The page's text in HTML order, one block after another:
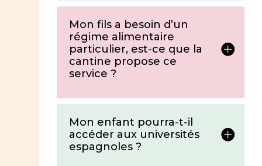
Mon fils a besoin d’un
régime alimentaire
particulier, est-ce que la
cantine propose ce
service ?
Mon enfant pourra-t-il
accéder aux universités
espagnoles ?